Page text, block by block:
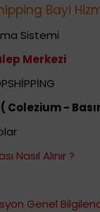
Bayi
Sistemi
Merkezi
Colezium -
Nasıl Alınır ?
Genel